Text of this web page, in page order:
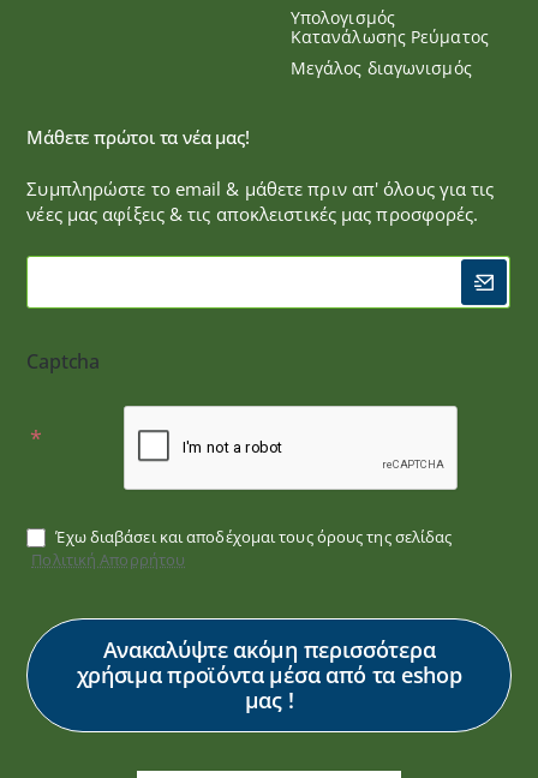
Υπολογισμός
Κατανάλωσης Ρεύματος
Μεγάλος διαγωνισμός
Μάθετε πρώτοι τα νέα μας!
Συμπληρώστε το email & μάθετε πριν απ' όλους για τις
νέες μας αφίξεις & τις αποκλειστικές μας προσφορές.
Captcha
Έχω διαβάσει και αποδέχομαι τους όρους της σελίδας
Πολιτική Απορρήτου
Ανακαλύψτε ακόμη περισσότερα
χρήσιμα προϊόντα μέσα από τα eshop
μας !